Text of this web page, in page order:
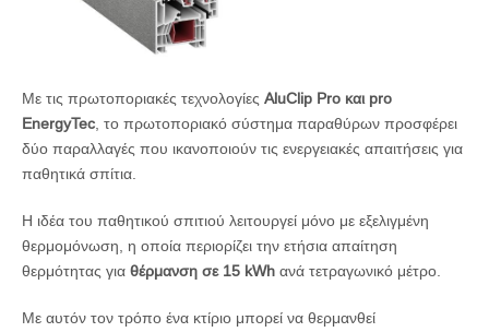
Με τις πρωτοποριακές τεχνολογίες AluClip Pro και pro
EnergyTec , το πρωτοποριακό σύστημα παραθύρων προσφέρει
δύο παραλλαγές που ικανοποιούν τις ενεργειακές απαιτήσεις για
παθητικά σπίτια.
Η ιδέα του παθητικού σπιτιού λειτουργεί μόνο με εξελιγμένη
θερμομόνωση, η οποία περιορίζει την ετήσια απαίτηση
θερμότητας για θέρμανση σε 15 kWh ανά τετραγωνικό μέτρο.
Με αυτόν τον τρόπο ένα κτίριο μπορεί να θερμανθεί